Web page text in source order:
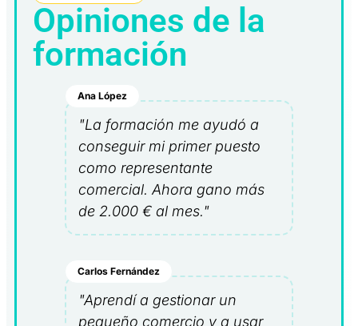
Opiniones de la
formación
Ana López
"La formación me ayudó a
conseguir mi primer puesto
como representante
comercial. Ahora gano más
de 2.000 € al mes."
Carlos Fernández
"Aprendí a gestionar un
pequeño comercio y a usar